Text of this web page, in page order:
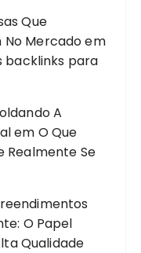
Que
No Mercadoem
backlinks para
A
em O Que
Realmente Se
O Papel
Qualidade